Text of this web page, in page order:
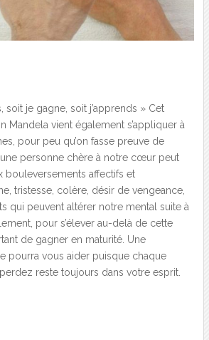
soit je gagne, soit j’apprends » Cet
Mandela vient également s’appliquer à
pour peu qu’on fasse preuve de
personne chère à notre cœur peut
bouleversements affectifs et
tristesse, colère, désir de vengeance,
qui peuvent altérer notre mental suite à
pour s’élever au-delà de cette
de gagner en maturité. Une
pourra vous aider puisque chaque
reste toujours dans votre esprit.